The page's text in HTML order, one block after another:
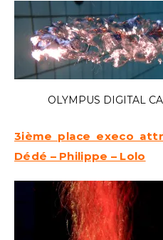
OLYMPUS DIGITAL
3ième place execo
Dédé – Philippe – Lolo